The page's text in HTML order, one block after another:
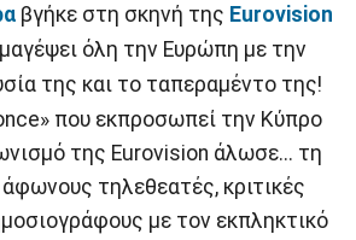
βγήκε στη σκηνή της Eurovision
όλη την Ευρώπη με την
της και το ταπεραμέντο της!
που εκπροσωπεί την Κύπρο
της Eurovision άλωσε... τη
τηλεθεατές, κριτικές
με τον εκπληκτικό